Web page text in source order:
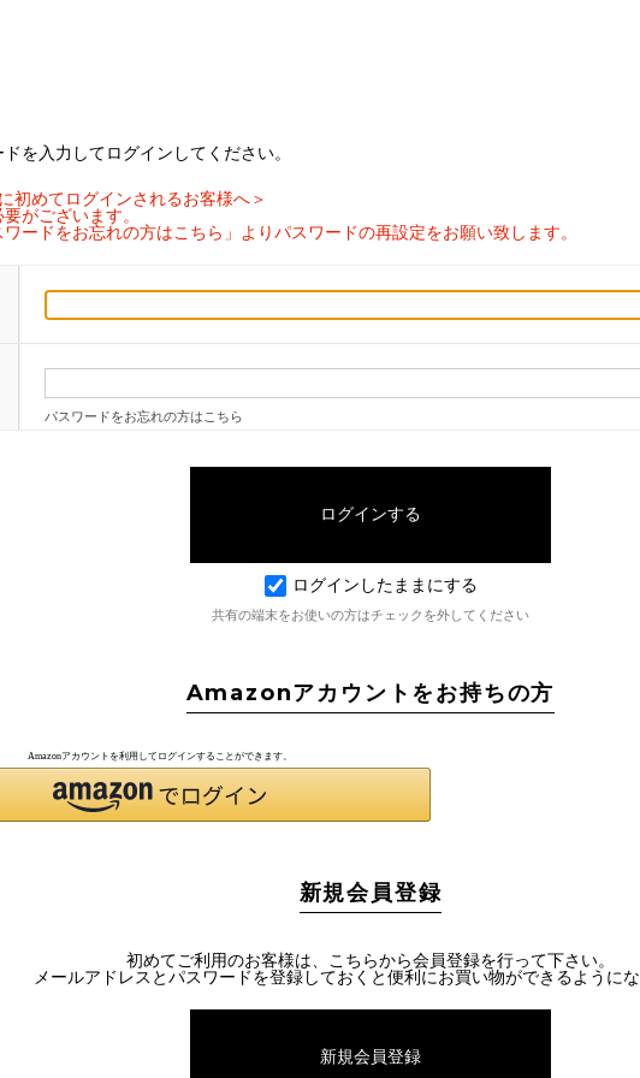
を入力してログインしてください。
初めてログインされるお客様へ＞
がございます。
ードをお忘れの方はこちら」よりパスワードの再設定をお願い致します。
パスワードをお忘れの方はこちら
ログインしたままにする
共有の端末をお使いの方はチェックを外してください
Amazonアカウントをお持ちの方
Amazonアカウントを利用してログインすることができます。
新規会員登録
初めてご利用のお客様は、こちらから会員登録を行って下さい。
メールアドレスとパスワードを登録しておくと便利にお買い物ができるように